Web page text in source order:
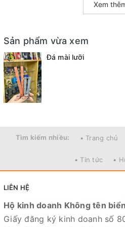
Xem
Sản phẩm vừa xem
Đá mài lưỡi
Tìm kiếm nhiều: • Trang chủ
• Tin tức •
LIÊN HỆ
Hộ kinh doanh Không tên
Giấy đăng ký kinh doanh số